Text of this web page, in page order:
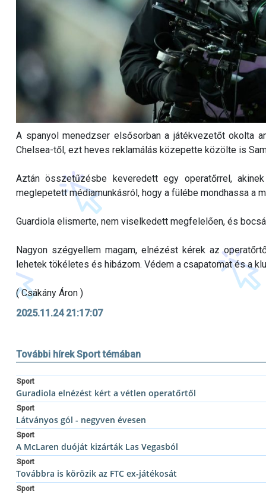
A spanyol menedzser elsősorban a játékvezetőt okolta
Chelsea-től, ezt heves reklamálás közepette közölte is
Aztán összetűzésbe keveredett egy operatőrrel,
meglepetett médiamunkásról, hogy a fülébe mondhassa a
Guardiola elismerte, nem viselkedett megfelelően, és
Nagyon szégyellem magam, elnézést kérek az
lehetek tökéletes és hibázom. Védem a csapatomat és a
( Csákány Áron )
2025.11.24 21:17:07
További hírek Sport témában
Sport
Guradiola elnézést kért a vétlen operatőrtől
Sport
Látványos gól - negyven évesen
Sport
A McLaren duóját kizárták Las Vegasból
Sport
Továbbra is körözik az FTC ex-játékosát
Sport